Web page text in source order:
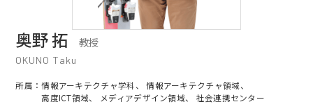
お問合せ
奥野 拓 教授
OKUNO Taku
所属：情報アーキテクチャ学科、
情報アーキテクチャ領域、
高度ICT領域、
メディアデザイン領域、 社会連携センター